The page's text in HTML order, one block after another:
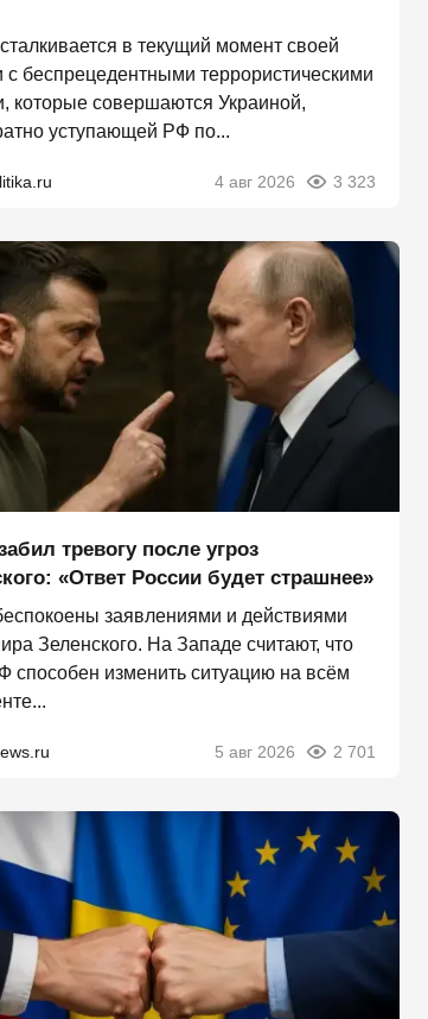
в текущий момент своей
с беспрецедентными террористическими
которые совершаются Украиной,
уступающей РФ по...
4 авг 2026 3 323
тревогу после угроз
«Ответ России будет страшнее»
заявлениями и действиями
Зеленского. На Западе считают, что
способен изменить ситуацию на всём
5 авг 2026 2 701